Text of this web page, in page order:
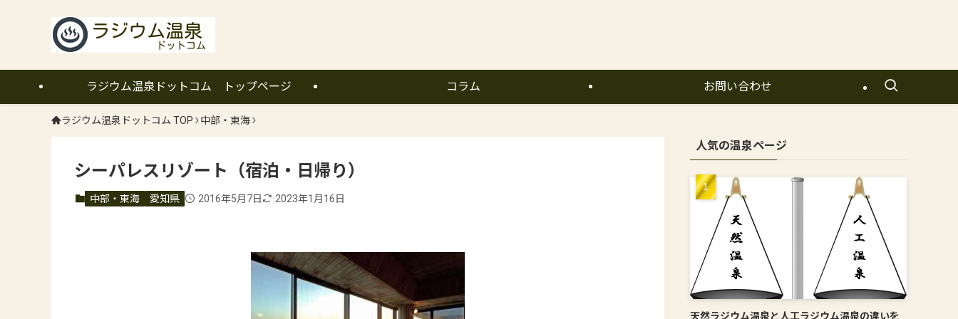
ラジウム温泉ドットコム トップページ コラム お問い合わせ
ラジウム温泉ドットコム TOP 中部・東海
シーパレスリゾート（宿泊・日帰り）
中部・東海 愛知県 2016年5月7日 2023年1月16日
人気の温泉ページ
天然ラジウム温泉と人工ラジウム温泉の違いを